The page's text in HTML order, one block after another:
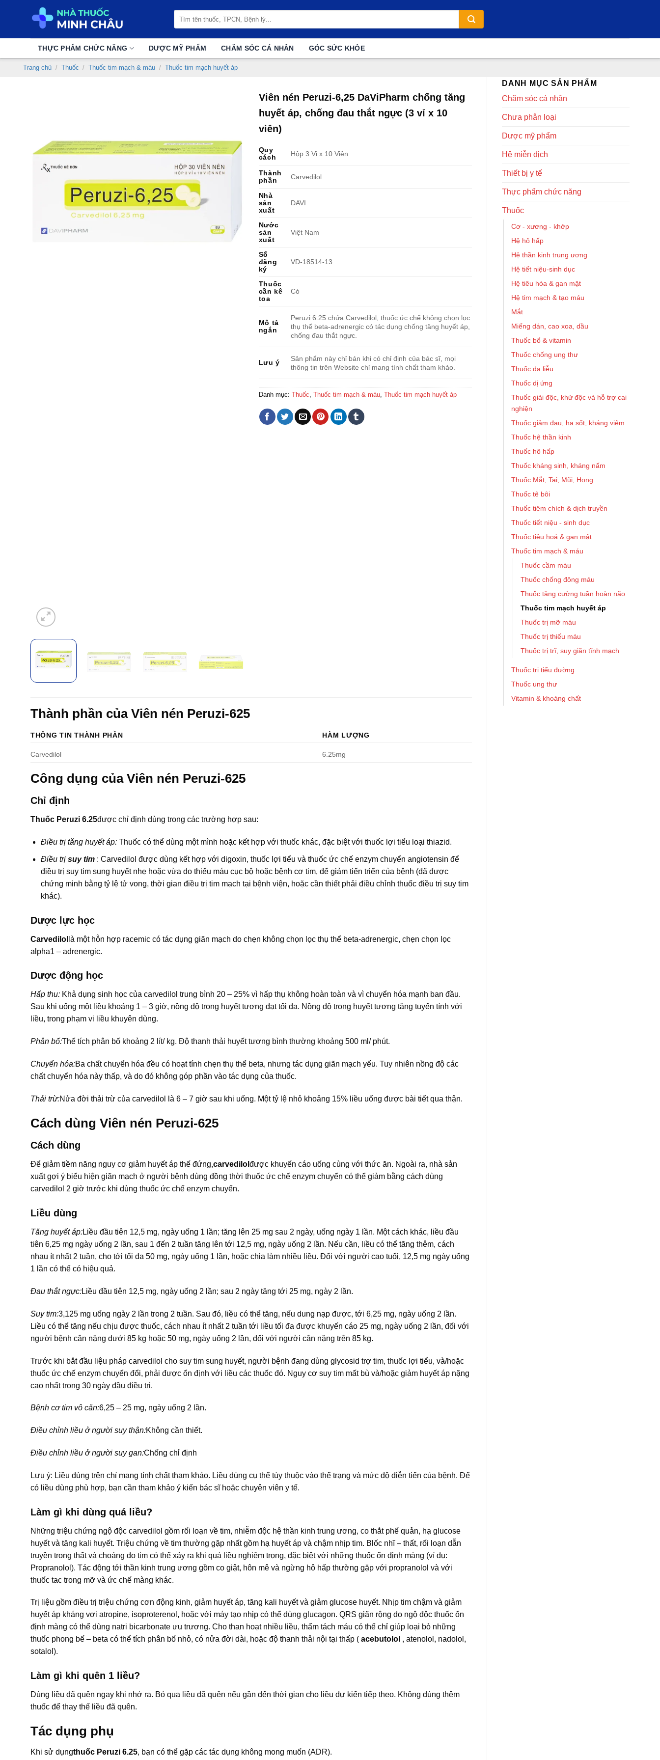
kiếm:
THỰC PHẨM CHỨC NĂNG DƯỢC MỸ PHẨM CHĂM SÓC CÁ NHÂN GÓC SỨC KHỎE
Trang chủ / Thuốc / Thuốc tim mạch & máu / Thuốc tim mạch huyết áp
DANH MỤC SẢN PHẨM
Chăm sóc cá nhân
Chưa phân loại
Dược mỹ phẩm
Hệ miễn dịch
Thiết bị y tế
Thực phẩm chức năng
Thuốc
Cơ - xương - khớp
Hệ hô hấp
Hệ thần kinh trung ương
Hệ tiết niệu-sinh dục
Hệ tiêu hóa & gan mật
Hệ tim mạch & tạo máu
Mắt
Miếng dán, cao xoa, dầu
Thuốc bổ & vitamin
Thuốc chống ung thư
Thuốc da liễu
Thuốc dị ứng
Thuốc giải độc, khử độc và hỗ trợ cai
nghiện
Thuốc giảm đau, hạ sốt, kháng viêm
Thuốc hệ thần kinh
Thuốc hô hấp
Thuốc kháng sinh, kháng nấm
Thuốc Mắt, Tai, Mũi, Họng
Thuốc tê bôi
Thuốc tiêm chích & dịch truyền
Thuốc tiết niệu - sinh dục
Thuốc tiêu hoá & gan mật
Thuốc tim mạch & máu
Thuốc cầm máu
Thuốc chống đông máu
Thuốc tăng cường tuần hoàn não
Thuốc tim mạch huyết áp
Thuốc trị mỡ máu
Thuốc trị thiếu máu
Thuốc trị trĩ, suy giãn tĩnh mạch
Thuốc trị tiểu đường
Thuốc ung thư
Vitamin & khoáng chất
Viên nén Peruzi-6,25 DaViPharm chống tăng
huyết áp, chống đau thắt ngực (3 vỉ x 10
viên)
Quy
cách
Hộp 3 Vỉ x 10 Viên
Thành
phần
Carvedilol
Nhà
sản
xuất
DAVI
Nước
sản
xuất
Việt Nam
Số
đăng
ký
VD-18514-13
Thuốc
cần kê
toa
Có
Mô tả
ngắn
Peruzi 6.25 chứa Carvedilol, thuốc ức chế không chọn lọc
thụ thể beta-adrenergic có tác dụng chống tăng huyết áp,
chống đau thắt ngực.
Lưu ý
Sản phẩm này chỉ bán khi có chỉ định của bác sĩ, mọi
thông tin trên Website chỉ mang tính chất tham khảo.
Danh mục: Thuốc, Thuốc tim mạch & máu, Thuốc tim mạch huyết áp
Thành phần của Viên nén Peruzi-625
THÔNG TIN THÀNH PHẦN HÀM LƯỢNG
Carvedilol 6.25mg
Công dụng của Viên nén Peruzi-625
Chỉ định
Thuốc Peruzi 6.25được chỉ định dùng trong các trường hợp sau:
Ðiều trị tăng huyết áp: Thuốc có thể dùng một mình hoặc kết hợp với thuốc khác, đặc biệt với thuốc lợi tiểu loại thiazid.
Điều trị suy tim : Carvedilol được dùng kết hợp với digoxin, thuốc lợi tiểu và thuốc ức chế enzym chuyển angiotensin để
điều trị suy tim sung huyết nhẹ hoặc vừa do thiếu máu cục bộ hoặc bệnh cơ tim, để giảm tiến triển của bệnh (đã được
chứng minh bằng tỷ lệ tử vong, thời gian điều trị tim mạch tại bệnh viện, hoặc cần thiết phải điều chỉnh thuốc điều trị suy tim
khác).
Dược lực học
Carvedilol là một hỗn hợp racemic có tác dụng giãn mạch do chẹn không chọn lọc thụ thể beta-adrenergic, chẹn chọn lọc
alpha1 – adrenergic.
Dược động học
Hấp thu: Khả dụng sinh học của carvedilol trung bình 20 – 25% vì hấp thụ không hoàn toàn và vì chuyển hóa mạnh ban đầu.
Sau khi uống một liều khoảng 1 – 3 giờ, nồng độ trong huyết tương đạt tối đa. Nồng độ trong huyết tương tăng tuyến tính với
liều, trong phạm vi liều khuyên dùng.
Phân bố:Thể tích phân bố khoảng 2 lít/ kg. Độ thanh thải huyết tương bình thường khoảng 500 ml/ phút.
Chuyển hóa:Ba chất chuyển hóa đều có hoạt tính chẹn thụ thể beta, nhưng tác dụng giãn mạch yếu. Tuy nhiên nồng độ các
chất chuyển hóa này thấp, và do đó không góp phần vào tác dụng của thuốc.
Thải trừ:Nửa đời thải trừ của carvedilol là 6 – 7 giờ sau khi uống. Một tỷ lệ nhỏ khoảng 15% liều uống được bài tiết qua thận.
Cách dùng Viên nén Peruzi-625
Cách dùng
Ðể giảm tiềm năng nguy cơ giảm huyết áp thế đứng,carvedilol được khuyến cáo uống cùng với thức ăn. Ngoài ra, nhà sản
xuất gợi ý biểu hiện giãn mạch ở người bệnh dùng đồng thời thuốc ức chế enzym chuyển có thể giảm bằng cách dùng
carvedilol 2 giờ trước khi dùng thuốc ức chế enzym chuyển.
Liều dùng
Tăng huyết áp:Liều đầu tiên 12,5 mg, ngày uống 1 lần; tăng lên 25 mg sau 2 ngày, uống ngày 1 lần. Một cách khác, liều đầu
tiên 6,25 mg ngày uống 2 lần, sau 1 đến 2 tuần tăng lên tới 12,5 mg, ngày uống 2 lần. Nếu cần, liều có thể tăng thêm, cách
nhau ít nhất 2 tuần, cho tới tối đa 50 mg, ngày uống 1 lần, hoặc chia làm nhiều liều. Ðối với người cao tuổi, 12,5 mg ngày uống
1 lần có thể có hiệu quả.
Ðau thắt ngực:Liều đầu tiên 12,5 mg, ngày uống 2 lần; sau 2 ngày tăng tới 25 mg, ngày 2 lần.
Suy tim:3,125 mg uống ngày 2 lần trong 2 tuần. Sau đó, liều có thể tăng, nếu dung nạp được, tới 6,25 mg, ngày uống 2 lần.
Liều có thể tăng nếu chịu được thuốc, cách nhau ít nhất 2 tuần tới liều tối đa được khuyến cáo 25 mg, ngày uống 2 lần, đối với
người bệnh cân nặng dưới 85 kg hoặc 50 mg, ngày uống 2 lần, đối với người cân nặng trên 85 kg.
Trước khi bắt đầu liệu pháp carvedilol cho suy tim sung huyết, người bệnh đang dùng glycosid trợ tim, thuốc lợi tiểu, và/hoặc
thuốc ức chế enzym chuyển đổi, phải được ổn định với liều các thuốc đó. Nguy cơ suy tim mất bù và/hoặc giảm huyết áp nặng
cao nhất trong 30 ngày đầu điều trị.
Bệnh cơ tim vô căn:6,25 – 25 mg, ngày uống 2 lần.
Ðiều chỉnh liều ở người suy thận:Không cần thiết.
Ðiều chỉnh liều ở người suy gan:Chống chỉ định
Lưu ý: Liều dùng trên chỉ mang tính chất tham khảo. Liều dùng cụ thể tùy thuộc vào thể trạng và mức độ diễn tiến của bệnh. Để
có liều dùng phù hợp, bạn cần tham khảo ý kiến bác sĩ hoặc chuyên viên y tế.
Làm gì khi dùng quá liều?
Những triệu chứng ngộ độc carvedilol gồm rối loạn về tim, nhiễm độc hệ thần kinh trung ương, co thắt phế quản, hạ glucose
huyết và tăng kali huyết. Triệu chứng về tim thường gặp nhất gồm hạ huyết áp và chậm nhịp tim. Blốc nhĩ – thất, rối loạn dẫn
truyền trong thất và choáng do tim có thể xảy ra khi quá liều nghiêm trọng, đặc biệt với những thuốc ổn định màng (ví dụ:
Propranolol). Tác động tới thần kinh trung ương gồm co giật, hôn mê và ngừng hô hấp thường gặp với propranolol và với
thuốc tac trong mỡ và ức chế màng khác.
Trị liệu gồm điều trị triệu chứng cơn động kinh, giảm huyết áp, tăng kali huyết và giảm glucose huyết. Nhịp tim chậm và giảm
huyết áp kháng vơi atropine, isoproterenol, hoặc với máy tạo nhịp có thể dùng glucagon. QRS giãn rộng do ngộ độc thuốc ổn
định màng có thể dùng natri bicarbonate ưu trương. Cho than hoạt nhiều liều, thẩm tách máu có thể chỉ giúp loại bỏ những
thuốc phong bế – beta có thể tích phân bố nhỏ, có nửa đời dài, hoặc độ thanh thải nội tại thấp ( acebutolol , atenolol, nadolol,
sotalol).
Làm gì khi quên 1 liều?
Dùng liều đã quên ngay khi nhớ ra. Bỏ qua liều đã quên nếu gần đến thời gian cho liều dự kiến ​​tiếp theo. Không dùng thêm
thuốc để thay thế liều đã quên.
Tác dụng phụ
Khi sử dụngthuốc Peruzi 6.25, bạn có thể gặp các tác dụng không mong muốn (ADR).